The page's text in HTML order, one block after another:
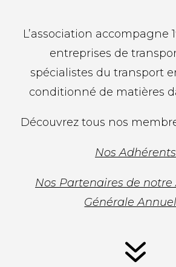
L’association accompagne
entreprises de
spécialistes du transport
conditionné de matières
Découvrez tous nos
Nos Adhérents
Nos Partenaires de notre
Générale
7